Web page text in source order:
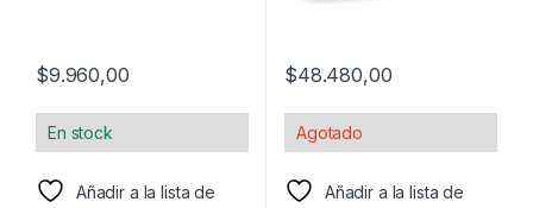
$9.960,00
En stock
Añadir a la lista de
$48.480,00
Agotado
Añadir a la lista de